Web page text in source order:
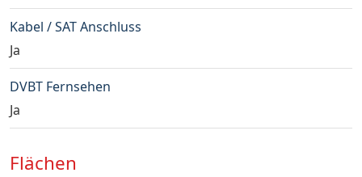
Kabel / SAT Anschluss
Ja
DVBT Fernsehen
Ja
Flächen